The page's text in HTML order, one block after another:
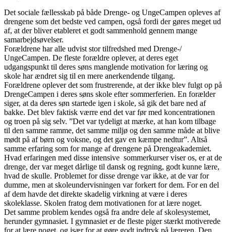
Det sociale fællesskab på både Drenge- og UngeCampen opleves af
drengene som det bedste ved campen, også fordi der gøres meget ud
af, at der bliver etableret et godt sammenhold gennem mange
samarbejdsøvelser.
Forældrene har alle udvist stor tilfredshed med Drenge-/
UngeCampen. De fleste forældre oplever, at deres eget
udgangspunkt til deres søns manglende motivation for læring og
skole har ændret sig til en mere anerkendende tilgang.
Forældrene oplever det som frustrerende, at der ikke blev fulgt op på
DrengeCampen i deres søns skole efter sommerferien. En forælder
siger, at da deres søn startede igen i skole, så gik det bare ned af
bakke. Det blev faktisk værre end det var før med koncentrationen
og troen på sig selv. ”Det var tydeligt at mærke, at han kom tilbage
til den samme ramme, det samme miljø og den samme måde at blive
mødt på af børn og voksne, og det gav en kæmpe nedtur”. Altså
samme erfaring som for mange af drengene på Drengeakademiet.
Hvad erfaringen med disse intensive sommerkurser viser os, er at de
drenge, der var meget dårlige til dansk og regning, godt kunne lære,
hvad de skulle. Problemet for disse drenge var ikke, at de var for
dumme, men at skoleundervisningen var forkert for dem. For en del
af dem havde det direkte skadelig virkning at være i deres
skoleklasse. Skolen fratog dem motivationen for at lære noget.
Det samme problem kendes også fra andre dele af skolesystemet,
herunder gymnasiet. I gymnasiet er de fleste piger stærkt motiverede
for at lære noget, og især for at gøre godt indtryk på læreren. Den